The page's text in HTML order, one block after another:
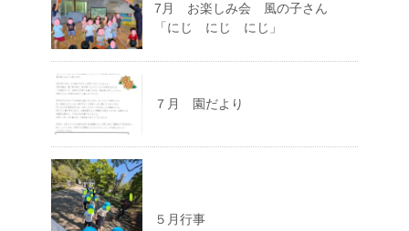
7月 お楽しみ会 風の子さん
「にじ にじ にじ」
７月 園だより
５月行事